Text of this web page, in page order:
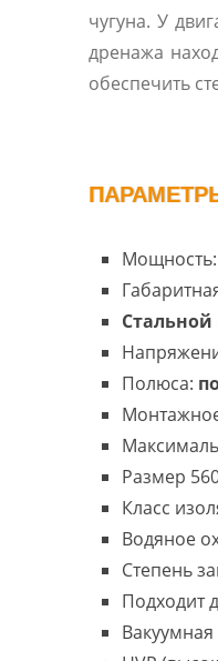
чугуна. У
дренажа
обеспечить
Мощность:
Cтальной
Полюса:
Размер
Класс
Водяное
Степень
Подходит
Вакуумная